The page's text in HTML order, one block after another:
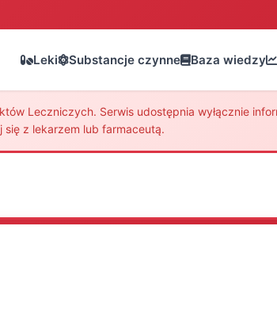
Leki Substancje czynne Baza wiedzy
Leczniczych. Serwis udostępnia wyłącznie
z lekarzem lub farmaceutą.